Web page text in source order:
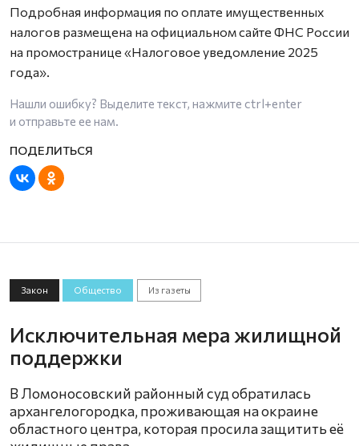
Подробная информация по оплате имущественных
налогов размещена на официальном сайте ФНС России
на промостранице «Налоговое уведомление 2025
года».
Нашли ошибку? Выделите текст, нажмите ctrl+enter
и отправьте ее нам.
Закон Общество Из газеты
Исключительная мера жилищной
поддержки
В Ломоносовский районный суд обратилась
архангелогородка, проживающая на окраине
областного центра, которая просила защитить её